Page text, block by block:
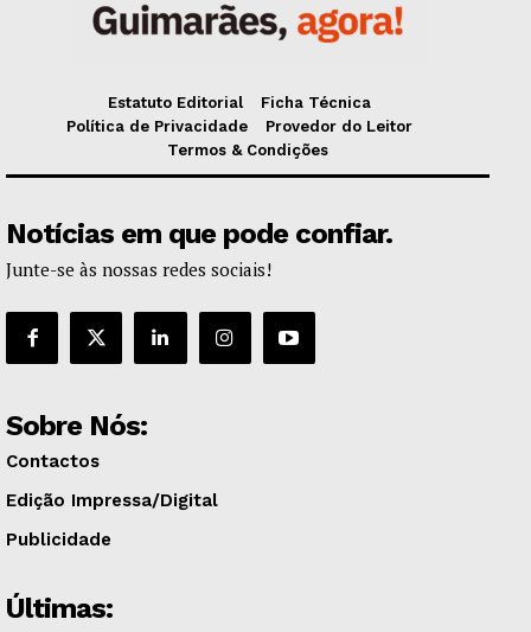
Estatuto Editorial
Ficha Técnica
Política de Privacidade
Provedor do Leitor
Termos & Condições
Notícias em que pode confiar.
Junte-se às nossas redes sociais!
Sobre Nós:
Contactos
Edição Impressa/Digital
Publicidade
Últimas: